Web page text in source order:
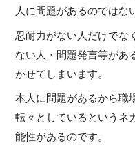
人に問題があるのではな
忍耐力がない人だけでな
ない人・問題発言等があ
かせてしまいます。
本人に問題があるから職
転々としているというネ
能性があるのです。